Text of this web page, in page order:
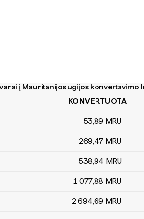
į Mauritanijos ugijos konvertavimo
į Mauritanijos ugijos konvertavimo
KONVERTUOTA
53,89 MRU
269,47 MRU
538,94 MRU
1 077,88 MRU
2 694,69 MRU